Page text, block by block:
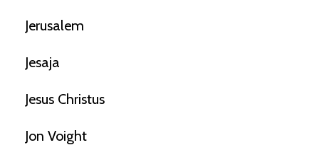
Jerusalem
Jesaja
Jesus Christus
Jon Voight